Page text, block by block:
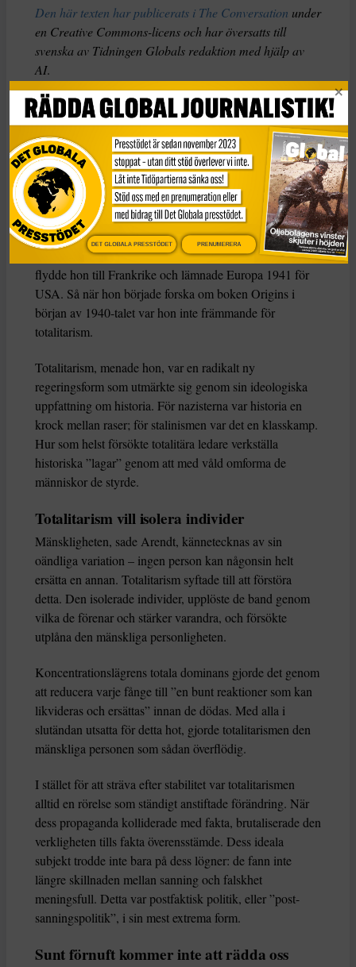
Den här texten har publicerats i The Conversation under
en Creative Commons-licens och har översatts till
svenska av Tidningen Globals redaktion med hjälp av
AI.
Boken The Origins of Totalitarianism är briljant men
svår och kombinerar historia, statsvetenskap och filosofi
på ett sätt som kan vara mycket förvirrande. Så vad kan
vi, som demokratiska medborgare, vinna på att läsa den?
Arendt föddes i en sekulär tyskjudisk familj år 1906 och
studerade filosofi under Martin Heidegger och Karl
Jaspers innan hon övergick till sionistisk aktivism i Berlin
i början av 1930-talet. Efter en kontakt med gestapo
flydde hon till Frankrike och lämnade Europa 1941 för
USA. Så när hon började forska om boken Origins i
början av 1940-talet var hon inte främmande för
totalitarism.
Totalitarism, menade hon, var en radikalt ny
regeringsform som utmärkte sig genom sin ideologiska
uppfattning om historia. För nazisterna var historia en
krock mellan raser; för stalinismen var det en klasskamp.
Hur som helst försökte totalitära ledare verkställa
historiska ”lagar” genom att med våld omforma de
människor de styrde.
Totalitarism vill isolera individer
Mänskligheten, sade Arendt, kännetecknas av sin
oändliga variation – ingen person kan någonsin helt
ersätta en annan. Totalitarism syftade till att förstöra
detta. Den isolerade individer, upplöste de band genom
vilka de förenar och stärker varandra, och försökte
utplåna den mänskliga personligheten.
Koncentrationslägrens totala dominans gjorde det genom
att reducera varje fånge till ”en bunt reaktioner som kan
likvideras och ersättas” innan de dödas. Med alla i
slutändan utsatta för detta hot, gjorde totalitarismen den
mänskliga personen som sådan överflödig.
I stället för att sträva efter stabilitet var totalitarismen
alltid en rörelse som ständigt anstiftade förändring. När
dess propaganda kolliderade med fakta, brutaliserade den
verkligheten tills fakta överensstämde. Dess ideala
subjekt trodde inte bara på dess lögner: de fann inte
längre skillnaden mellan sanning och falskhet
meningsfull. Detta var postfaktisk politik, eller ”post-
sanningspolitik”, i sin mest extrema form.
Sunt förnuft kommer inte att rädda oss
DET GLOBALA PRESSTÖDET PRENUMERERA